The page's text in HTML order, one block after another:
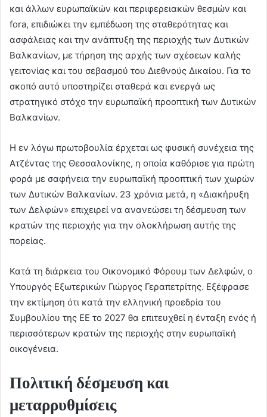
και άλλων ευρωπαϊκών και περιφερειακών θεσμών και
fora, επιδιώκει την εμπέδωση της σταθερότητας και
ασφάλειας και την ανάπτυξη της περιοχής των Δυτικών
Βαλκανίων, με τήρηση της αρχής των σχέσεων καλής
γειτονίας και του σεβασμού του Διεθνούς Δικαίου. Για το
σκοπό αυτό υποστηρίζει σταθερά και ενεργά ως
στρατηγικό στόχο την ευρωπαϊκή προοπτική των Δυτικών
Βαλκανίων.
Η εν λόγω πρωτοβουλία έρχεται ως φυσική συνέχεια της
Ατζέντας της Θεσσαλονίκης, η οποία καθόρισε για πρώτη
φορά με σαφήνεια την ευρωπαϊκή προοπτική των χωρών
των Δυτικών Βαλκανίων. 23 χρόνια μετά, η «Διακήρυξη
των Δελφών» επιχειρεί να ανανεώσει τη δέσμευση των
κρατών της περιοχής για την ολοκλήρωση αυτής της
πορείας.
Κατά τη διάρκεια του Οικονομικό Φόρουμ των Δελφών, ο
Υπουργός Εξωτερικών Γιώργος Γεραπετρίτης. Εξέφρασε
την εκτίμηση ότι κατά την ελληνική προεδρία του
Συμβουλίου της ΕΕ το 2027 θα επιτευχθεί η ένταξη ενός ή
περισσότερων κρατών της περιοχής στην ευρωπαϊκή
οικογένεια.
Πολιτική δέσμευση και
μεταρρυθμίσεις